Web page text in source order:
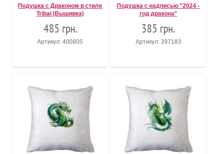
Подушка с Драконом в стиле
Tribal (Вышивка)
485 грн.
Артикул: 400805
Подушка с надписью "2024 -
год дракона"
385 грн.
Артикул: 397183